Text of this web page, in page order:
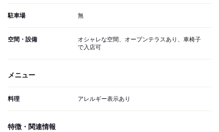
駐車場 無
空間・設備
オシャレな空間、オープンテラスあり、車椅子
で入店可
メニュー
料理 アレルギー表示あり
特徴・関連情報